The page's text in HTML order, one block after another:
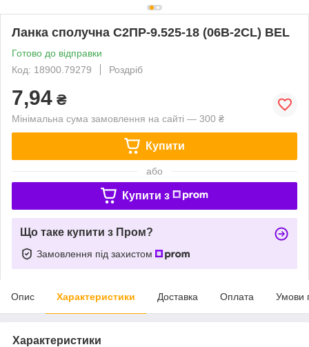
Ланка сполучна С2ПР-9.525-18 (06B-2CL) BEL
Готово до відправки
Код: 18900.79279
Роздріб
7,94 ₴
Мінімальна сума замовлення на сайті — 300 ₴
Купити
або
Купити з
Що таке купити з Пром?
Замовлення під захистом
Опис Характеристики Доставка Оплата Умови
Характеристики